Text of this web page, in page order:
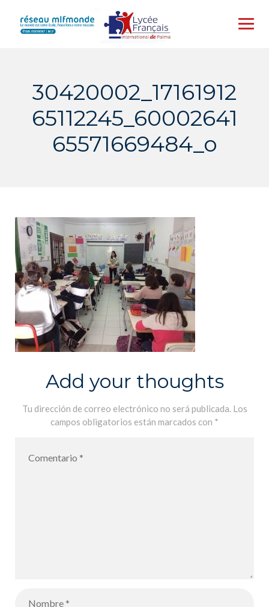
content
30420002_17161912
65112245_60002641
65571669484_o
Add your thoughts
Tu dirección de correo electrónico no será publicada. Los
campos obligatorios están marcados con *